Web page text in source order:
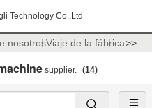
Technology Co.,Ltd
nosotrosViaje de la fábrica>>
supplier. (14)